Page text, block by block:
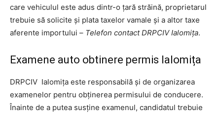
care vehiculul este adus dintr-o țară străină, proprietarul
trebuie să solicite și plata taxelor vamale și a altor taxe
aferente importului – Telefon contact DRPCIV Ialomița.
Examene auto obtinere permis Ialomița
DRPCIV Ialomița este responsabilă și de organizarea
examenelor pentru obținerea permisului de conducere.
Înainte de a putea susține examenul, candidatul trebuie